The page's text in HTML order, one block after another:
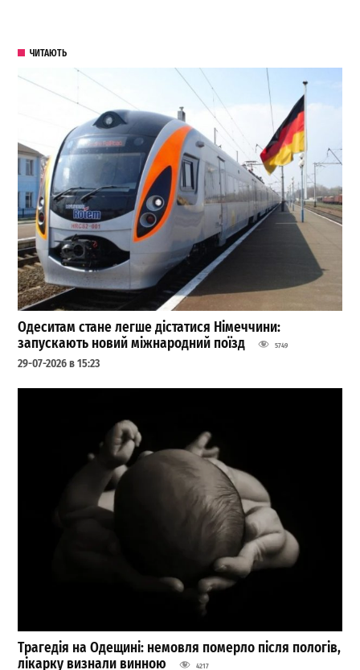
ЧИТАЮТЬ
Одеситам стане легше дістатися Німеччини:
запускають новий міжнародний поїзд
5749
29-07-2026 в 15:23
Трагедія на Одещині: немовля померло після пологів,
лікарку визнали винною
4217